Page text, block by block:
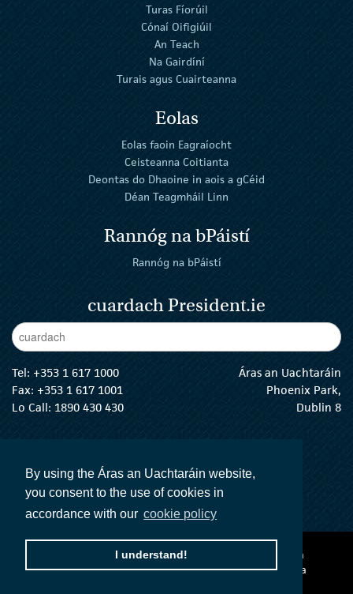
By using the Áras an Uachtaráin website,
you consent to the use of cookies in
accordance with our cookie policy
I understand!
Turas Fíorúil
Cónaí Oifigiúil
An Teach
Na Gairdíní
Turais agus Cuairteanna
Eolas
Eolas faoin Eagraíocht
Ceisteanna Coitianta
Deontas do Dhaoine in aois a gCéid
Déan Teagmháil Linn
Rannóg na bPáistí
Rannóg na bPáistí
cuardach President.ie
Enter Keywords
Tel: +353 1 617 1000
Fax: +353 1 617 1001
Lo Call: 1890 430 430
Áras an Uachtaráin
Phoenix Park,
Dublin 8
An tUachtarán Twitter
An tUachtarán Instagram
An tUachtarán Facebook
An tUachtarán
Ráiteas inrochtaineachta
Téarmaí agus Coinníollacha
Polasaí Príobháideachta
Acht na dTeangacha Oifigiúla